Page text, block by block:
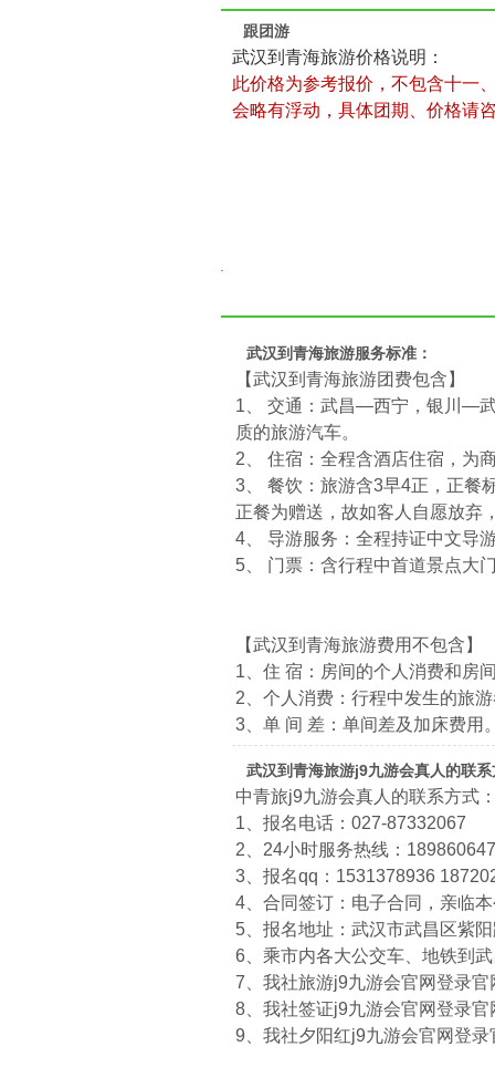
跟团游
武汉到青海旅游价格说明：
此价格为参考报价，不包含十一
会略有浮动，具体团期、价格请
武汉到青海旅游服务标准：
【武汉到青海旅游团费包含】
1、 交通：武昌—西宁，银川—
质的旅游汽车。
2、 住宿：全程含酒店住宿，为
3、 餐饮：旅游含3早4正，正餐
正餐为赠送，故如客人自愿放弃
4、 导游服务：全程持证中文导
5、 门票：含行程中首道景点大
【武汉到青海旅游费用不包含】
1、住 宿：房间的个人消费和房
2、个人消费：行程中发生的旅
3、单 间 差：单间差及加床费用
武汉到青海旅游j9九游会真人的联
中青旅j9九游会真人的联系方式
1、报名电话：027-87332067
2、24小时服务热线：
3、报名qq：1531378936
4、合同签订：电子合同，亲临
5、报名地址：武汉市武昌区紫
6、乘市内各大公交车、地铁到
7、我社旅游j9九游会官网登录
8、我社签证j9九游会官网登录
9、我社夕阳红j9九游会官网登